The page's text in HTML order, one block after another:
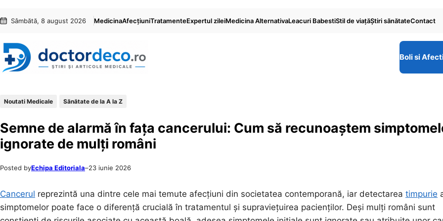
conținut
content
Sâmbătă, 8 august 2026 MedicinaAfecțiuniTratamenteExpertul zileiMedicina AlternativaLeacuri BabestiStil de viaţăŞtiri sănătateContact
Boli si
Noutati Medicale Sănătate de la A la Z
Semne de alarmă în fața cancerului: Cum să recunoaștem
ignorate de mulți români
Posted byEchipa Editoriala–23 iunie 2026
Cancerul reprezintă una dintre cele mai temute afecțiuni din societatea contemporană, iar detectarea timpurie
simptomelor poate face o diferență crucială în tratamentul și supraviețuirea pacienților. Deși mulți români sunt